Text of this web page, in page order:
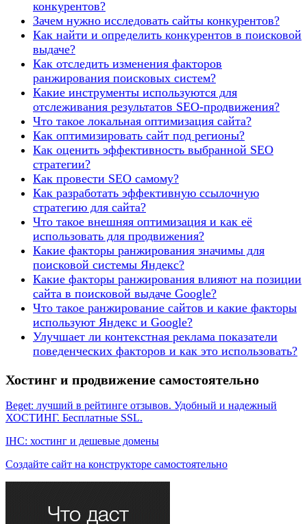
конкурентов?
Зачем нужно исследовать сайты конкурентов?
Как найти и определить конкурентов в поисковой
выдаче?
Как отследить изменения факторов
ранжирования поисковых систем?
Какие инструменты используются для
отслеживания результатов SEO-продвижения?
Что такое локальная оптимизация сайта?
Как оптимизировать сайт под регионы?
Как оценить эффективность выбранной SEO
стратегии?
Как провести SEO самому?
Как разработать эффективную ссылочную
стратегию для сайта?
Что такое внешняя оптимизация и как её
использовать для продвижения?
Какие факторы ранжирования значимы для
поисковой системы Яндекс?
Какие факторы ранжирования влияют на позиции
сайта в поисковой выдаче Google?
Что такое ранжирование сайтов и какие факторы
используют Яндекс и Google?
Улучшает ли контекстная реклама показатели
поведенческих факторов и как это использовать?
Хостинг и продвижение самостоятельно
Beget: лучший в рейтинге отзывов. Удобный и надежный
ХОСТИНГ. Бесплатные SSL.
IHC: хостинг и дешевые домены
Создайте сайт на конструкторе самостоятельно